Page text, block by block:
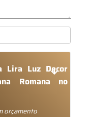
Lira Luz Decor
Romana no
orçamento